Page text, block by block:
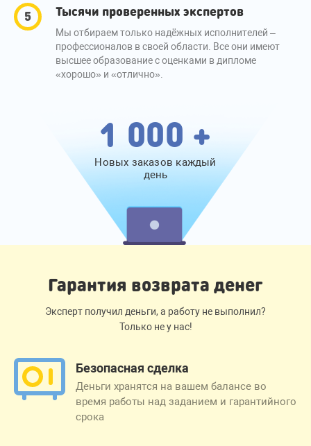
Тысячи проверенных экспертов
Мы отбираем только надёжных исполнителей –
профессионалов в своей области. Все они имеют
высшее образование с оценками в дипломе
«хорошо» и «отлично».
1 000 +
Новых заказов каждый
день
Гарантия возврата денег
Эксперт получил деньги, а работу не выполнил?
Только не у нас!
Безопасная сделка
Деньги хранятся на вашем балансе во
время работы над заданием и гарантийного
срока